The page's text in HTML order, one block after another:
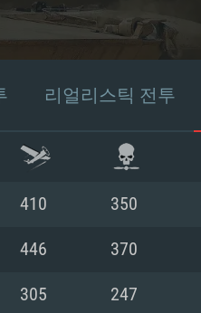
리얼리스틱 전투
410 350
446 370
305 247